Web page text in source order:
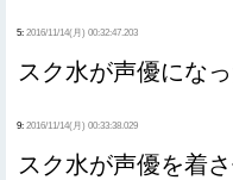
5: 2016/11/14(月) 00:32:47.203
スク水が声優にな
9: 2016/11/14(月) 00:33:38.029
スク水が声優を着